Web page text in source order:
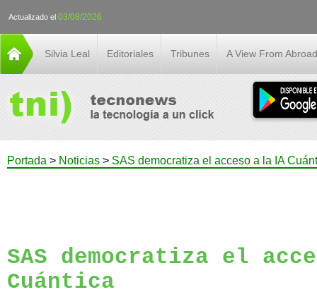
Actualizado el 03/08/2026
Silvia Leal Editoriales Tribunes A View From Abroad
Portada > Noticias > SAS democratiza el acceso a la IA
SAS democratiza el
Cuántica